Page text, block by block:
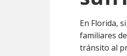
En Florida,
familiares
tránsito al